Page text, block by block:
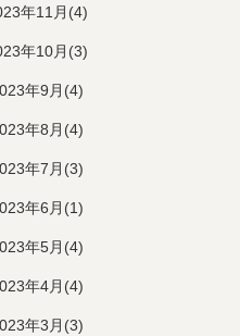
年11月(4)
年10月(3)
年9月(4)
年8月(4)
年7月(3)
年6月(1)
年5月(4)
年4月(4)
年3月(3)